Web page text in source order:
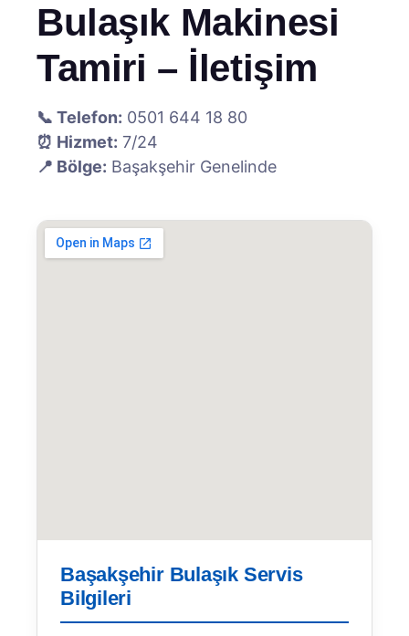
Bulaşık Makinesi
Tamiri – İletişim
📞 Telefon: 0501 644 18 80
⏰ Hizmet: 7/24
📍 Bölge: Başakşehir Genelinde
Başakşehir Bulaşık Servis
Bilgileri